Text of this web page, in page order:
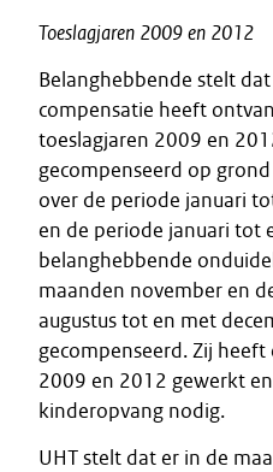
Toeslagjaren 2009en 2012
Belanghebbende stelt
compensatie heeft
toeslagjaren 2009 en
gecompenseerd op
over de periode januari
en de periode januari tot
belanghebbende
maanden november en
augustus tot en met
gecompenseerd. Zij
2009 en 2012 gewerkt
kinderopvang nodig.
UHT stelt dat er in de